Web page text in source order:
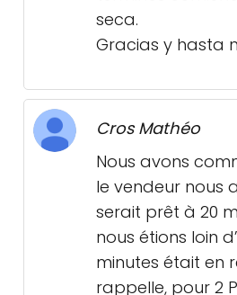
seca.
Gracias y hasta
Cros Mathéo
Nous avons
le vendeur nous
serait prêt à 20
nous étions loin
minutes était en
rappelle, pour 2